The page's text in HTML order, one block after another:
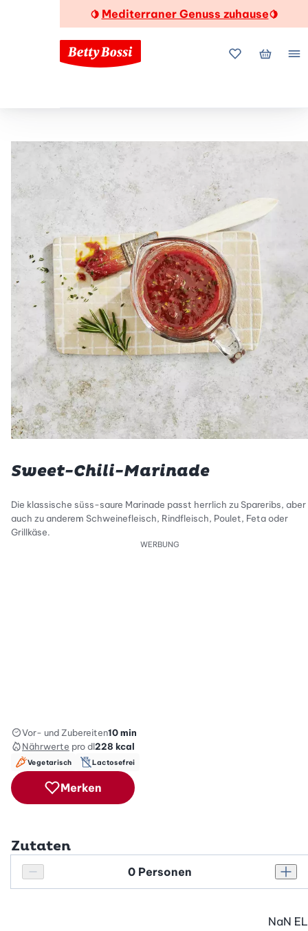
🍋 Mediterraner Genuss zuhause🍋
MeineMein
Sweet-Chili-Marinade
Die klassische süss-saure Marinade passt herrlich zu Spareribs, aber
auch zu anderem Schweinefleisch, Rindfleisch, Poulet, Feta oder
Grillkäse.
WERBUNG
Vor- und Zubereiten10 min
Nährwerte pro dl228 kcal
Vegetarisch Lactosefrei
Merken
Zutaten
Personenanzahl verringern
Personenanzahl
NaN EL